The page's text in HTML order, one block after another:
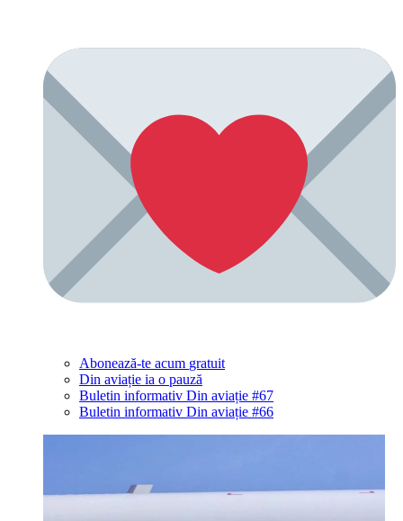
Abonează-te acum gratuit
Din aviație ia o pauză
Buletin informativ Din aviație #67
Buletin informativ Din aviație #66